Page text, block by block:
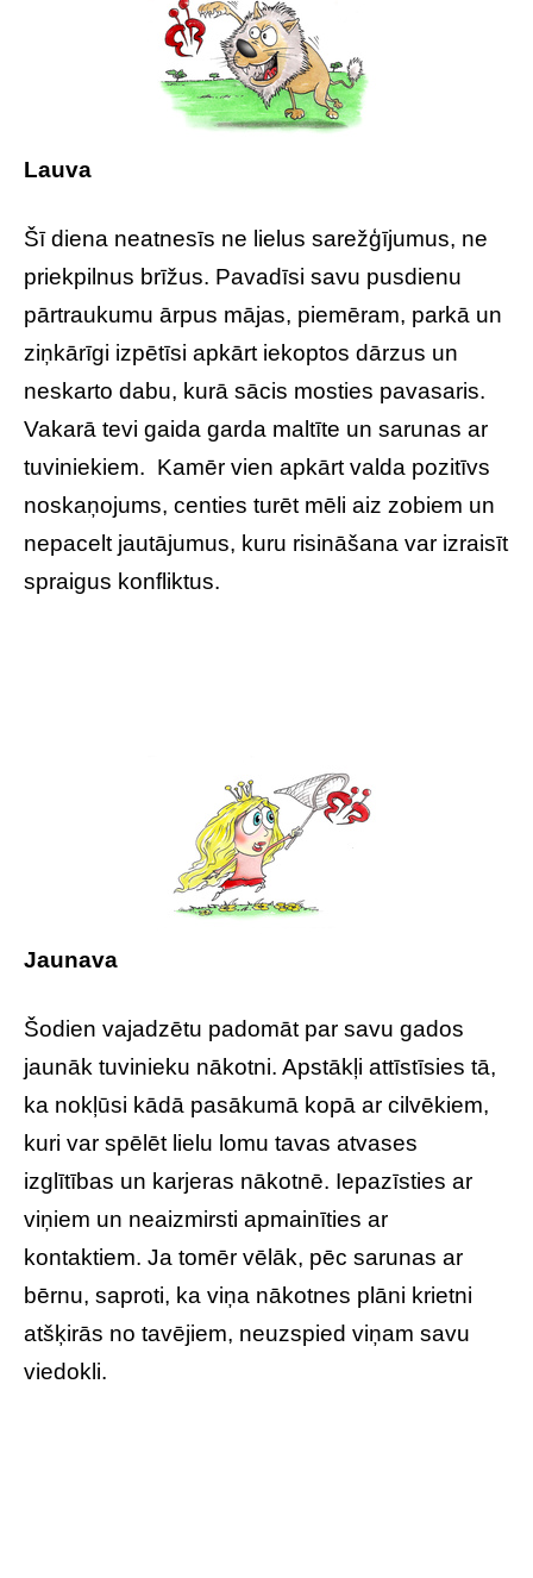
Lauva
Šī diena neatnesīs ne lielus sarežģījumus, ne
priekpilnus brīžus. Pavadīsi savu pusdienu
pārtraukumu ārpus mājas, piemēram, parkā un
ziņkārīgi izpētīsi apkārt iekoptos dārzus un
neskarto dabu, kurā sācis mosties pavasaris.
Vakarā tevi gaida garda maltīte un sarunas ar
tuviniekiem. Kamēr vien apkārt valda pozitīvs
noskaņojums, centies turēt mēli aiz zobiem un
nepacelt jautājumus, kuru risināšana var izraisīt
spraigus konfliktus.
Jaunava
Šodien vajadzētu padomāt par savu gados
jaunāk tuvinieku nākotni. Apstākļi attīstīsies tā,
ka nokļūsi kādā pasākumā kopā ar cilvēkiem,
kuri var spēlēt lielu lomu tavas atvases
izglītības un karjeras nākotnē. Iepazīsties ar
viņiem un neaizmirsti apmainīties ar
kontaktiem. Ja tomēr vēlāk, pēc sarunas ar
bērnu, saproti, ka viņa nākotnes plāni krietni
atšķirās no tavējiem, neuzspied viņam savu
viedokli.